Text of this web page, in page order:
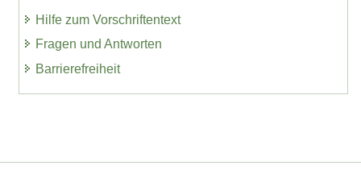
Hilfe zum Vorschriftentext
Fragen und Antworten
Barrierefreiheit